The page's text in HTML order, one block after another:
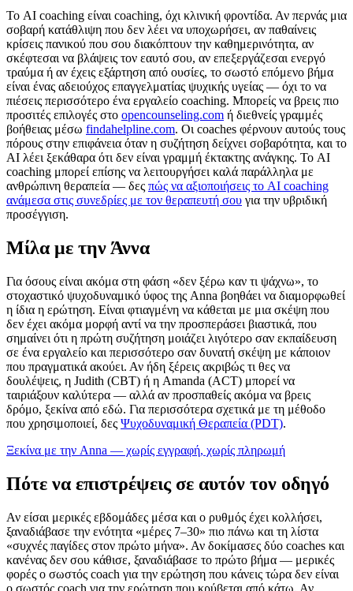
Το AI coaching είναι coaching, όχι κλινική φροντίδα. Αν περνάς μια
σοβαρή κατάθλιψη που δεν λέει να υποχωρήσει, αν παθαίνεις
κρίσεις πανικού που σου διακόπτουν την καθημερινότητα, αν
σκέφτεσαι να βλάψεις τον εαυτό σου, αν επεξεργάζεσαι ενεργό
τραύμα ή αν έχεις εξάρτηση από ουσίες, το σωστό επόμενο βήμα
είναι ένας αδειούχος επαγγελματίας ψυχικής υγείας — όχι το να
πιέσεις περισσότερο ένα εργαλείο coaching. Μπορείς να βρεις πιο
προσιτές επιλογές στο opencounseling.com ή διεθνείς γραμμές
βοήθειας μέσω findahelpline.com. Οι coaches φέρνουν αυτούς τους
πόρους στην επιφάνεια όταν η συζήτηση δείχνει σοβαρότητα, και το
AI λέει ξεκάθαρα ότι δεν είναι γραμμή έκτακτης ανάγκης. Το AI
coaching μπορεί επίσης να λειτουργήσει καλά παράλληλα με
ανθρώπινη θεραπεία — δες πώς να αξιοποιήσεις το AI coaching
ανάμεσα στις συνεδρίες με τον θεραπευτή σου για την υβριδική
προσέγγιση.
Μίλα με την Άννα
Για όσους είναι ακόμα στη φάση «δεν ξέρω καν τι ψάχνω», το
στοχαστικό ψυχοδυναμικό ύφος της Anna βοηθάει να διαμορφωθεί
η ίδια η ερώτηση. Είναι φτιαγμένη να κάθεται με μια σκέψη που
δεν έχει ακόμα μορφή αντί να την προσπεράσει βιαστικά, που
σημαίνει ότι η πρώτη συζήτηση μοιάζει λιγότερο σαν εκπαίδευση
σε ένα εργαλείο και περισσότερο σαν δυνατή σκέψη με κάποιον
που πραγματικά ακούει. Αν ήδη ξέρεις ακριβώς τι θες να
δουλέψεις, η Judith (CBT) ή η Amanda (ACT) μπορεί να
ταιριάξουν καλύτερα — αλλά αν προσπαθείς ακόμα να βρεις
δρόμο, ξεκίνα από εδώ. Για περισσότερα σχετικά με τη μέθοδο
που χρησιμοποιεί, δες Ψυχοδυναμική Θεραπεία (PDT).
Ξεκίνα με την Anna — χωρίς εγγραφή, χωρίς πληρωμή
Πότε να επιστρέψεις σε αυτόν τον οδηγό
Αν είσαι μερικές εβδομάδες μέσα και ο ρυθμός έχει κολλήσει,
ξαναδιάβασε την ενότητα «μέρες 7–30» πιο πάνω και τη λίστα
«συχνές παγίδες στον πρώτο μήνα». Αν δοκίμασες δύο coaches και
κανένας δεν σου κάθισε, ξαναδιάβασε το πρώτο βήμα — μερικές
φορές ο σωστός coach για την ερώτηση που κάνεις τώρα δεν είναι
ο σωστός coach για την ερώτηση που κρύβεται από κάτω. Αν